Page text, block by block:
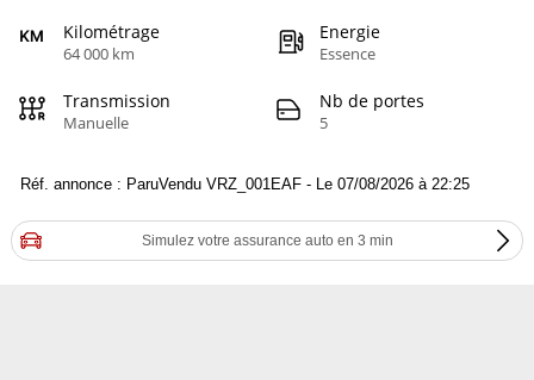
Kilométrage
64 000 km
Energie
Essence
Transmission
Manuelle
Nb de portes
5
Réf. annonce : ParuVendu VRZ_001EAF - Le 07/08/2026 à 22:25
Simulez votre assurance auto en 3 min